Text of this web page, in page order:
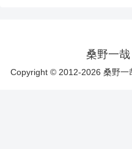
桑野一
Copyright © 2012-2026 桑野一